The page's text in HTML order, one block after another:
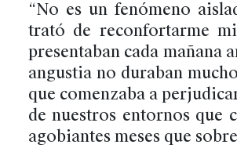
“No es un fenómeno
trató de reconfortarme
presentaban cada mañana
angustia no duraban
que comenzaba a
de nuestros entornos que
agobiantes meses que